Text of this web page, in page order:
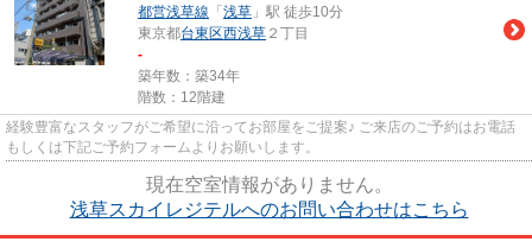
都営浅草線 「 浅草 」駅 徒歩10分
東京都台東区西浅草 ２丁目
-
築年数：築34年
階数：12階建
経験豊富なスタッフがご希望に沿ってお部屋をご提案♪ ご来店のご予約はお電話
もしくは下記ご予約フォームよりお願いします。
現在空室情報がありません。
浅草スカイレジテルへのお問い合わせはこちら